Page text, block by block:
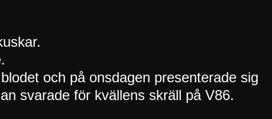
och på onsdagen presenterade sig
svarade för kvällens skräll på V86.